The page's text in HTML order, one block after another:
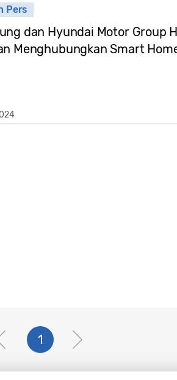
Pers
dan Hyundai Motor Group
Menghubungkan Smart
1